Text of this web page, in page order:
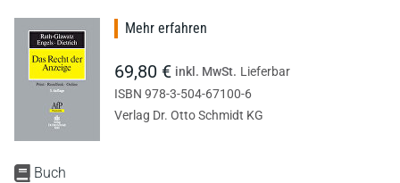
Buch
Mehr erfahren
69,80 € inkl. MwSt. Lieferbar
ISBN 978-3-504-67100-6
Verlag Dr. Otto Schmidt KG